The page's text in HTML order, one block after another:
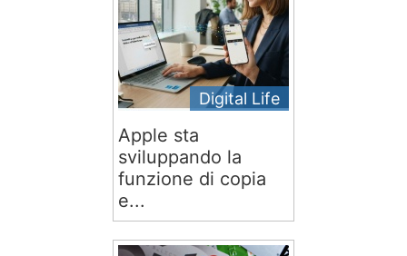
Digital Life
Apple sta
sviluppando la
funzione di copia
e...